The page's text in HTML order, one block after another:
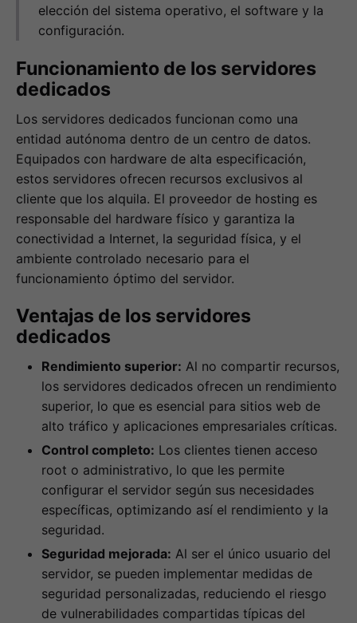
elección del sistema operativo, el software y la
configuración.
Funcionamiento de los servidores
dedicados
Los servidores dedicados funcionan como una
entidad autónoma dentro de un centro de datos.
Equipados con hardware de alta especificación,
estos servidores ofrecen recursos exclusivos al
cliente que los alquila. El proveedor de hosting es
responsable del hardware físico y garantiza la
conectividad a Internet, la seguridad física, y el
ambiente controlado necesario para el
funcionamiento óptimo del servidor.
Ventajas de los servidores
dedicados
Rendimiento superior: Al no compartir recursos,
los servidores dedicados ofrecen un rendimiento
superior, lo que es esencial para sitios web de
alto tráfico y aplicaciones empresariales críticas.
Control completo: Los clientes tienen acceso
root o administrativo, lo que les permite
configurar el servidor según sus necesidades
específicas, optimizando así el rendimiento y la
seguridad.
Seguridad mejorada: Al ser el único usuario del
servidor, se pueden implementar medidas de
seguridad personalizadas, reduciendo el riesgo
de vulnerabilidades compartidas típicas del